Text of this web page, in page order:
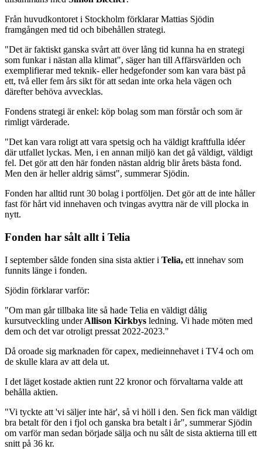
Från huvudkontoret i Stockholm förklarar Mattias Sjödin
framgången med tid och bibehållen strategi.
"Det är faktiskt ganska svårt att över lång tid kunna ha en strategi
som funkar i nästan alla klimat", säger han till Affärsvärlden och
exemplifierar med teknik- eller hedgefonder som kan vara bäst på
ett, två eller fem års sikt för att sedan inte orka hela vägen och
därefter behöva avvecklas.
Fondens strategi är enkel: köp bolag som man förstår och som är
rimligt värderade.
"Det kan vara roligt att vara spetsig och ha väldigt kraftfulla idéer
där utfallet lyckas. Men, i en annan miljö kan det gå väldigt, väldigt
fel. Det gör att den här fonden nästan aldrig blir årets bästa fond.
Men den är heller aldrig sämst", summerar Sjödin.
Fonden har alltid runt 30 bolag i portföljen. Det gör att de inte håller
fast för hårt vid innehaven och tvingas avyttra när de vill plocka in
nytt.
Fonden har sålt allt i Telia
I september sålde fonden sina sista aktier i Telia, ett innehav som
funnits länge i fonden.
Sjödin förklarar varför:
"Om man går tillbaka lite så hade Telia en väldigt dålig
kursutveckling underAllison Kirkbys ledning. Vi hade möten med
dem och det var otroligt pressat 2022-2023."
Då oroade sig marknaden för capex, medieinnehavet i TV4 och om
de skulle klara av att dela ut.
I det läget kostade aktien runt 22 kronor och förvaltarna valde att
behålla aktien.
"Vi tyckte att 'vi säljer inte här', så vi höll i den. Sen fick man väldigt
bra betalt för den i fjol och ganska bra betalt i år", summerar Sjödin
om varför man sedan började sälja och nu sålt de sista aktierna till ett
snitt på 36 kr.